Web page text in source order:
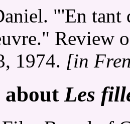
"'En tant
Review
1974. [in
about Les